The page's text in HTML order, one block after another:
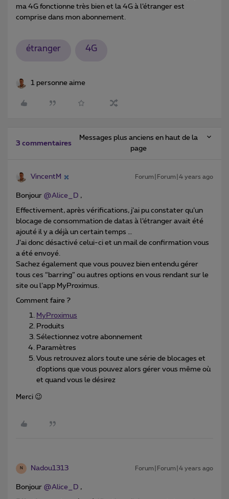
ma 4G fonctionne très bien et la 4G à l’étranger est
comprise dans mon abonnement.
étranger 4G
1 personne aime
3 commentaires
Messages plus anciens en haut de la
page
VincentM Forum|Forum|4 years ago
Bonjour @Alice_D ,
Effectivement, après vérifications, j’ai pu constater qu’un
blocage de consommation de datas à l’étranger avait été
ajouté il y a déjà un certain temps …
J’ai donc désactivé celui-ci et un mail de confirmation vous
a été envoyé.
Sachez également que vous pouvez bien entendu gérer
tous ces “barring” ou autres options en vous rendant sur le
site ou l’app MyProximus.
Comment faire ?
MyProximus
Produits
Sélectionnez votre abonnement
Paramètres
Vous retrouvez alors toute une série de blocages et
d’options que vous pouvez alors gérer vous même où
et quand vous le désirez
Merci 😉
N Nadou1313 Forum|Forum|4 years ago
Bonjour @Alice_D ,